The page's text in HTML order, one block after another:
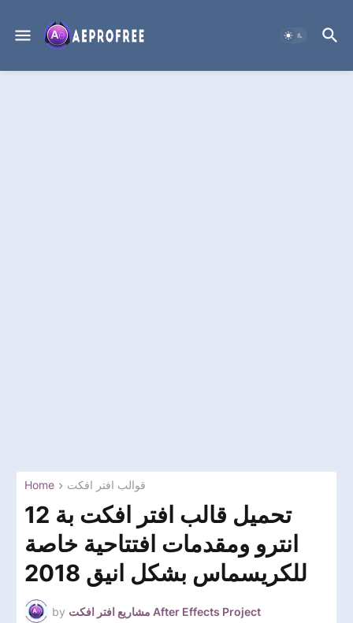
Home قوالب افتر افكت
تحميل قالب افتر افكت بة 12
انترو ومقدمات افتتاحية خاصة
للكريسماس بشكل انيق 2018
by
مشاريع افتر افكت After Effects Project